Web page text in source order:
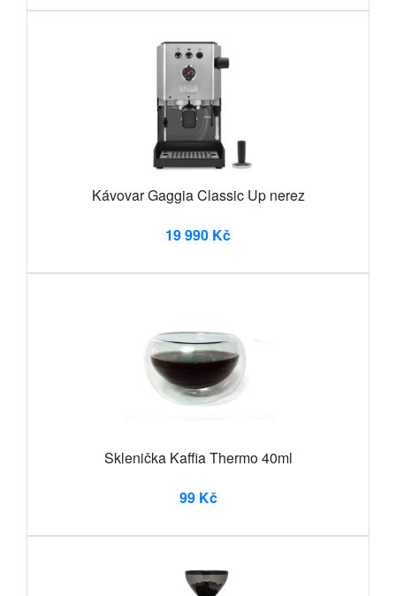
Kávovar Gaggia Classic Up nerez
19 990 Kč
Sklenička Kaffia Thermo 40ml
99 Kč